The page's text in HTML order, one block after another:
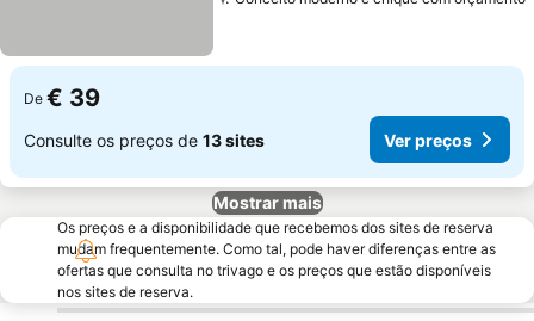
De € 39
Consulte os preços de 13 sites Ver preços
Mostrar mais
Os preços e a disponibilidade que recebemos dos sites de reserva
mudam frequentemente. Como tal, pode haver diferenças entre as
ofertas que consulta no trivago e os preços que estão disponíveis
nos sites de reserva.